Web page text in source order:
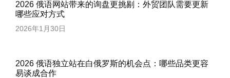
2026 俄语网站带来的询盘更挑剔：外贸团队需要更新
哪些应对方式
2026年1月30日
2026 俄语独立站在白俄罗斯的机会点：哪些品类更容
易谈成合作